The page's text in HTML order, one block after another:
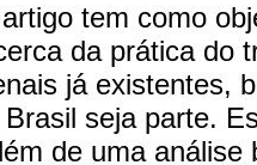
tem como
da prática do
já existentes,
seja parte.
de uma